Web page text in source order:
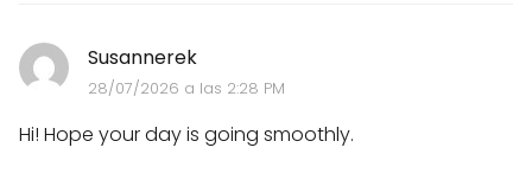
Susannerek
28/07/2026 a las 2:28 PM
Hi! Hope your day is going smoothly.